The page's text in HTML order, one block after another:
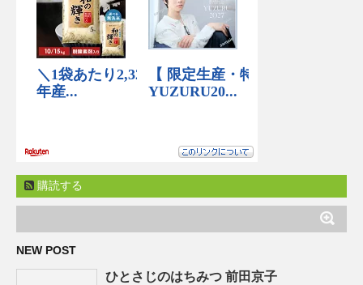
購読する
NEW POST
ひとさじのはちみつ 前田京子